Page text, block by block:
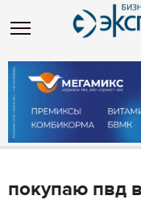
покупаю пвд